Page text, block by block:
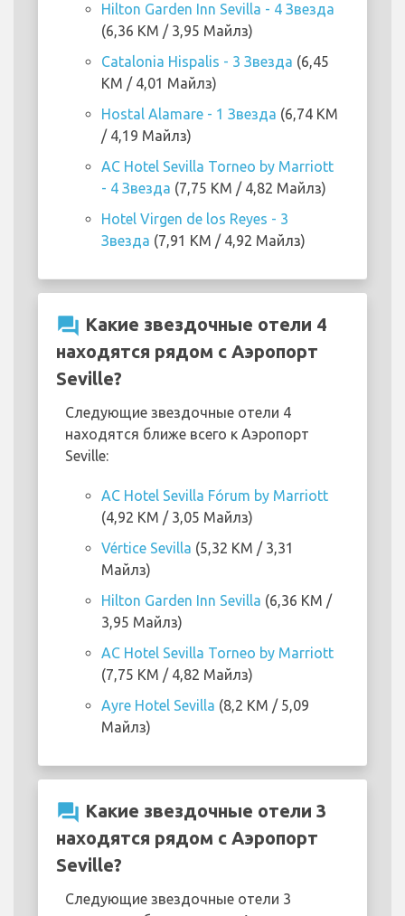
Hilton Garden Inn Sevilla - 4 Звезда
(6,36 KM / 3,95 Майлз)
Catalonia Hispalis - 3 Звезда (6,45
KM / 4,01 Майлз)
Hostal Alamare - 1 Звезда (6,74 KM
/ 4,19 Майлз)
AC Hotel Sevilla Torneo by Marriott
- 4 Звезда (7,75 KM / 4,82 Майлз)
Hotel Virgen de los Reyes - 3
Звезда (7,91 KM / 4,92 Майлз)
question_answer Какие звездочные отели 4
находятся рядом с Аэропорт
Seville?
Следующие звездочные отели 4
находятся ближе всего к Аэропорт
Seville:
AC Hotel Sevilla Fórum by Marriott
(4,92 KM / 3,05 Майлз)
Vértice Sevilla (5,32 KM / 3,31
Майлз)
Hilton Garden Inn Sevilla (6,36 KM /
3,95 Майлз)
AC Hotel Sevilla Torneo by Marriott
(7,75 KM / 4,82 Майлз)
Ayre Hotel Sevilla (8,2 KM / 5,09
Майлз)
question_answer Какие звездочные отели 3
находятся рядом с Аэропорт
Seville?
Следующие звездочные отели 3